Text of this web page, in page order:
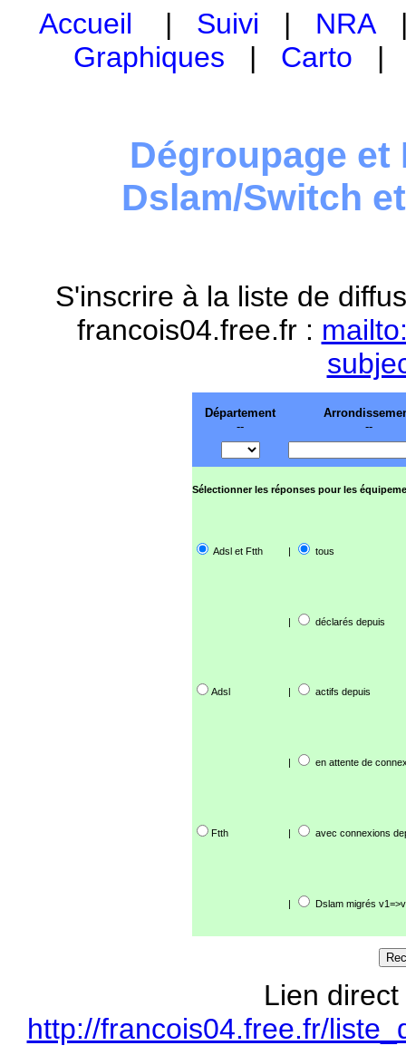
Accueil | Suivi | NRA
Graphiques | Carto
Dégroupage et
Dslam/Switch
S'inscrire à la liste de
francois04.free.fr :
Département
--
--
Sélectionner les réponses pour les
Adsl et Ftth | tous
| déclarés depuis
Adsl | actifs depuis
| en attente de
Ftth | avec connexions
| Dslam migrés
Lien
http://francois04.free.fr/